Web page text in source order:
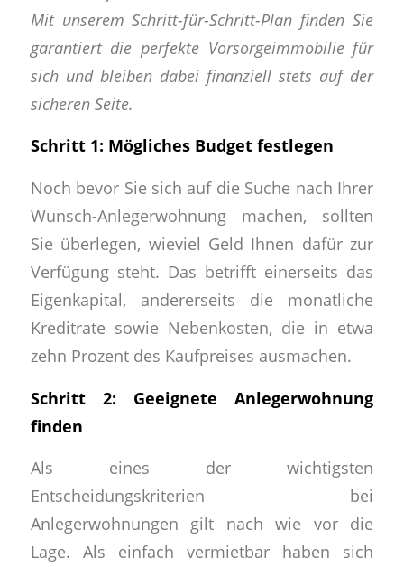
Mit unserem Schritt-für-Schritt-Plan finden Sie
garantiert die perfekte Vorsorgeimmobilie für
sich und bleiben dabei finanziell stets auf der
sicheren Seite.
Schritt 1: Mögliches Budget festlegen
Noch bevor Sie sich auf die Suche nach Ihrer
Wunsch-Anlegerwohnung machen, sollten
Sie überlegen, wieviel Geld Ihnen dafür zur
Verfügung steht. Das betrifft einerseits das
Eigenkapital, andererseits die monatliche
Kreditrate sowie Nebenkosten, die in etwa
zehn Prozent des Kaufpreises ausmachen.
Schritt 2: Geeignete Anlegerwohnung
finden
Als eines der wichtigsten
Entscheidungskriterien bei
Anlegerwohnungen gilt nach wie vor die
Lage. Als einfach vermietbar haben sich